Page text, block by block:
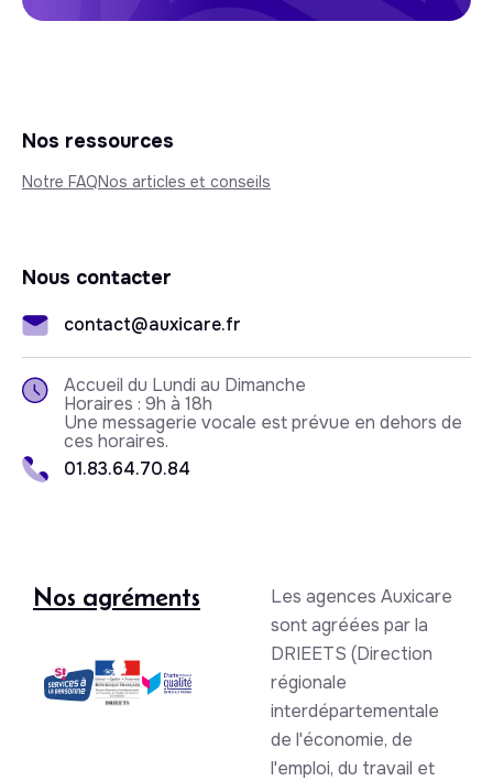
Nos ressources
Notre FAQNos articles et conseils
Nous contacter
contact@auxicare.fr
Accueil du Lundi au Dimanche
Horaires : 9h à 18h
Une messagerie vocale est prévue en dehors de
ces horaires.
01.83.64.70.84
Nos agréments
Les agences Auxicare
sont agréées par la
DRIEETS (Direction
régionale
interdépartementale
de l'économie, de
l'emploi, du travail et